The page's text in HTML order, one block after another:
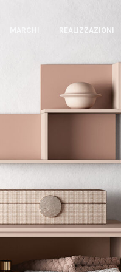
REALIZZAZIONI